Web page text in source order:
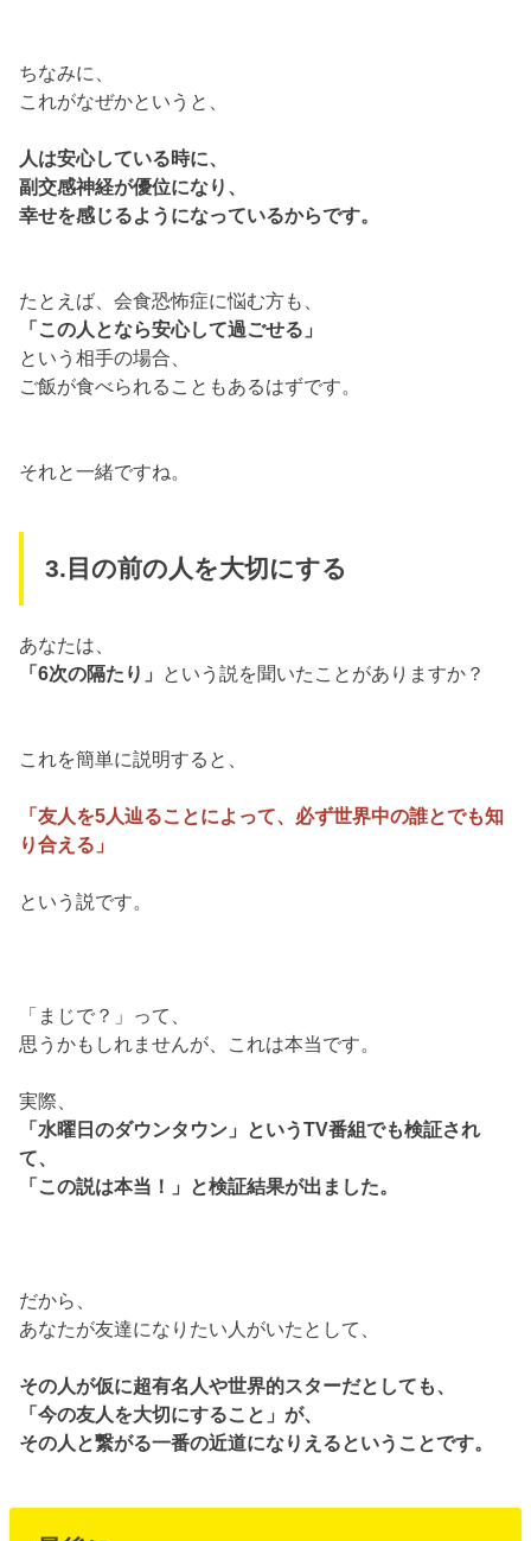
ちなみに、
これがなぜかというと、
人は安心している時に、
副交感神経が優位になり、
幸せを感じるようになっているからです。
たとえば、会食恐怖症に悩む方も、
「この人となら安心して過ごせる」
という相手の場合、
ご飯が食べられることもあるはずです。
それと一緒ですね。
3.目の前の人を大切にする
あなたは、
「6次の隔たり」 という説を聞いたことがありますか？
これを簡単に説明すると、
「友人を5人辿ることによって、必ず世界中の誰とでも知
り合える」
という説です。
「まじで？」って、
思うかもしれませんが、これは本当です。
実際、
「水曜日のダウンタウン」というTV番組でも検証され
て、
「この説は本当！」と検証結果が出ました。
だから、
あなたが友達になりたい人がいたとして、
その人が仮に超有名人や世界的スターだとしても、
「今の友人を大切にすること」が、
その人と繋がる一番の近道になりえるということです。